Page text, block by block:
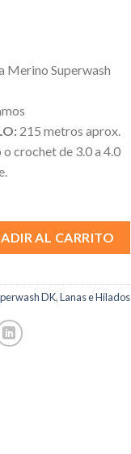
Merino Superwash
215 metros aprox.
crochet de 3.0 a 4.0
AL CARRITO
DK,Lanas e Hilados